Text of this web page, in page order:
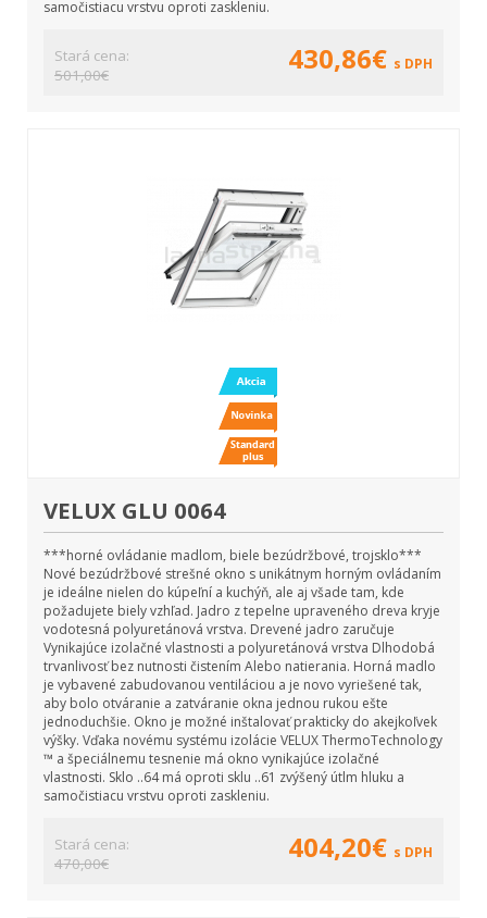
samočistiacu vrstvu oproti zaskleniu.
Stará cena:
501,00€
430,86€ s DPH
VELUX GLU 0064
***horné ovládanie madlom, biele bezúdržbové, trojsklo***
Nové bezúdržbové strešné okno s unikátnym horným ovládaním
je ideálne nielen do kúpeľní a kuchýň, ale aj všade tam, kde
požadujete biely vzhľad. Jadro z tepelne upraveného dreva kryje
vodotesná polyuretánová vrstva. Drevené jadro zaručuje
Vynikajúce izolačné vlastnosti a polyuretánová vrstva Dlhodobá
trvanlivosť bez nutnosti čistením Alebo natierania. Horná madlo
je vybavené zabudovanou ventiláciou a je novo vyriešené tak,
aby bolo otváranie a zatváranie okna jednou rukou ešte
jednoduchšie. Okno je možné inštalovať prakticky do akejkoľvek
výšky. Vďaka novému systému izolácie VELUX ThermoTechnology
™ a špeciálnemu tesnenie má okno vynikajúce izolačné
vlastnosti. Sklo ..64 má oproti sklu ..61 zvýšený útlm hluku a
samočistiacu vrstvu oproti zaskleniu.
Stará cena:
470,00€
404,20€ s DPH